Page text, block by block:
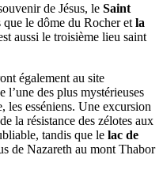
de Jésus, le Saint
que le dôme du Rocher et la
aussi le troisième lieu saint
également au site
l’une des plus mystérieuses
les esséniens. Une excursion
la résistance des zélotes aux
tandis que le lac de
de Nazareth au mont Thabor